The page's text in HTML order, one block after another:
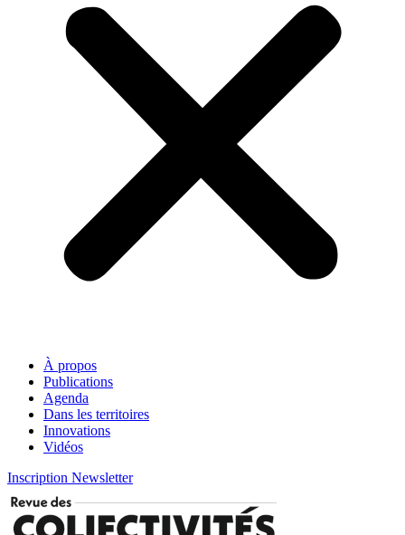
À propos
Publications
Agenda
Dans les territoires
Innovations
Vidéos
Inscription Newsletter